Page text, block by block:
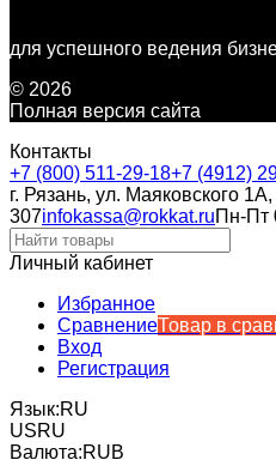
для успешного ведения
© 2026
Полная версия сайта
Контакты
+7 (800) 511-29-18+7 (4912)
г. Рязань, ул. Маяковского
307infokassa@rokkat.ruПн-Пт
Личный кабинет
Избранное
СравнениеТовар в
Вход
Регистрация
Язык:RU
USRU
Валюта:RUB